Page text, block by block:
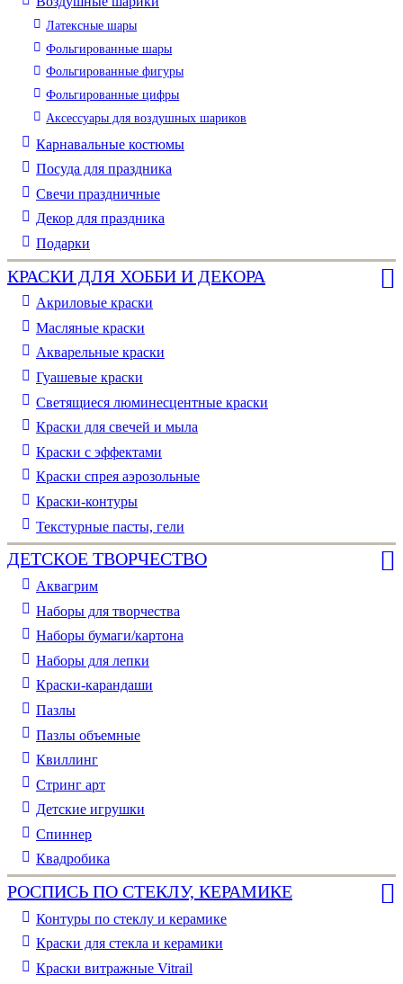
Латексные шары
Фольгированные шары
Фольгированные фигуры
Фольгированные цифры
Аксессуары для воздушных шариков
Карнавальные костюмы
Посуда для праздника
Свечи праздничные
Декор для праздника
Подарки
КРАСКИ ДЛЯ ХОББИ И ДЕКОРА
Акриловые краски
Масляные краски
Акварельные краски
Гуашевые краски
Светящиеся люминесцентные краски
Краски для свечей и мыла
Краски с эффектами
Краски спрея аэрозольные
Краски-контуры
Текстурные пасты, гели
ДЕТСКОЕ ТВОРЧЕСТВО
Аквагрим
Наборы для творчества
Наборы бумаги/картона
Наборы для лепки
Краски-карандаши
Пазлы
Пазлы объемные
Квиллинг
Стринг арт
Детские игрушки
Спиннер
Квадробика
РОСПИСЬ ПО СТЕКЛУ, КЕРАМИКЕ
Контуры по стеклу и керамике
Краски для стекла и керамики
Краски витражные Vitrail